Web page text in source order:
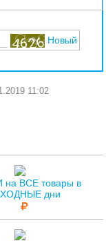
Новый
11:02
на ВСЕ товары в
дни